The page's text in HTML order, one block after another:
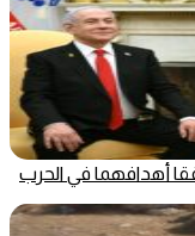
أهدافهما في الحرب